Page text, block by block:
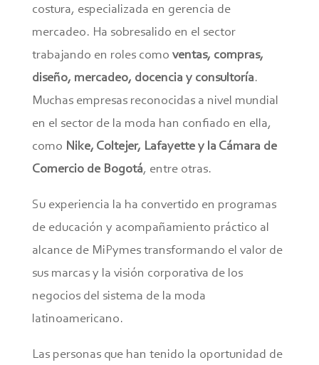
costura, especializada en gerencia de
mercadeo. Ha sobresalido en el sector
trabajando en roles como ventas, compras,
diseño, mercadeo, docencia y consultoría.
Muchas empresas reconocidas a nivel mundial
en el sector de la moda han confiado en ella,
como Nike, Coltejer, Lafayette y la Cámara de
Comercio de Bogotá, entre otras.
Su experiencia la ha convertido en programas
de educación y acompañamiento práctico al
alcance de MiPymes transformando el valor de
sus marcas y la visión corporativa de los
negocios del sistema de la moda
latinoamericano.
Las personas que han tenido la oportunidad de